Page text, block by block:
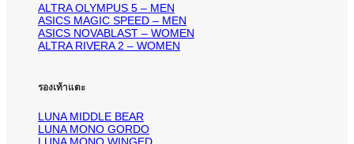
ALTRA OLYMPUS 5 – MEN
ASICS MAGIC SPEED – MEN
ASICS NOVABLAST – WOMEN
ALTRA RIVERA 2 – WOMEN
รองเท้าแตะ
LUNA MIDDLE BEAR
LUNA MONO GORDO